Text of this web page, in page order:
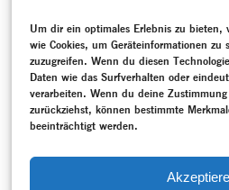
Um dir ein optimales Erlebnis zu bieten,
wie Cookies, um Geräteinformationen zu
zuzugreifen. Wenn du diesen
Daten wie das Surfverhalten oder
verarbeiten. Wenn du deine
zurückziehst, können bestimmte
beeinträchtigt werden.